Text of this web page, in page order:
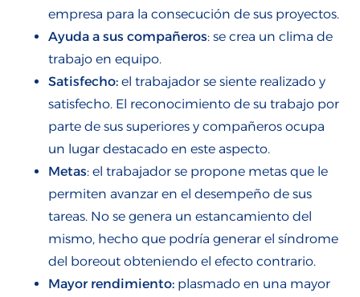
empresa para la consecución de sus proyectos.
Ayuda a sus compañeros: se crea un clima de
trabajo en equipo.
Satisfecho: el trabajador se siente realizado y
satisfecho. El reconocimiento de su trabajo por
parte de sus superiores y compañeros ocupa
un lugar destacado en este aspecto.
Metas: el trabajador se propone metas que le
permiten avanzar en el desempeño de sus
tareas. No se genera un estancamiento del
mismo, hecho que podría generar el síndrome
del boreout obteniendo el efecto contrario.
Mayor rendimiento: plasmado en una mayor